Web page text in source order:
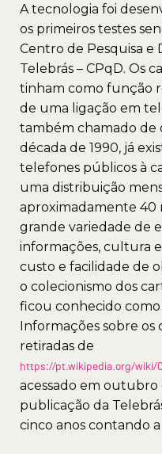
A tecnologia foi
os primeiros testes
Centro de Pesquisa e
Telebrás – CPqD. Os
tinham como função
de uma ligação em
também chamado de
década de 1990, já
telefones públicos à
uma distribuição
aproximadamente 40
grande variedade de
informações, cultura
custo e facilidade de
o colecionismo dos
ficou conhecido
Informações sobre os
retiradas de
https://pt.wikipedia.org/wiki/
acessado em outubro
publicação da
cinco anos contando a